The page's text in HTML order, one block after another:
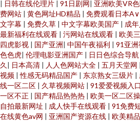
| 日韩在线伦理片 | 91日剧网| 亚洲欧美VR
费网站 | 黄色网址HD精品 | 免费观看日本A∨
文字幕 | 免费久草 | 中文字幕欧美国产 | 成
最新福利在线观看 | 污网站在线观看 | 欧美
四虎影视 | 国产亚洲| 中国午夜福利 | 91亚洲
色色虎| 伦理电影亚洲国产 | 日日色综合导航
久 | 日本高清 | 人人色网站大全 | 五月天堂网 |
视频 |性感无码精品国产 | 东京熟女三级片 |
线一区二区 | 久草视频网站 | 91爱爱视频入口
一区不正 | 国产精品热热热 | 欧美一区二区
自拍最新网址 | 成人快手在线观看 | 91免费
在线黄色av网 | 亚洲国产资源在线 | 欧美精